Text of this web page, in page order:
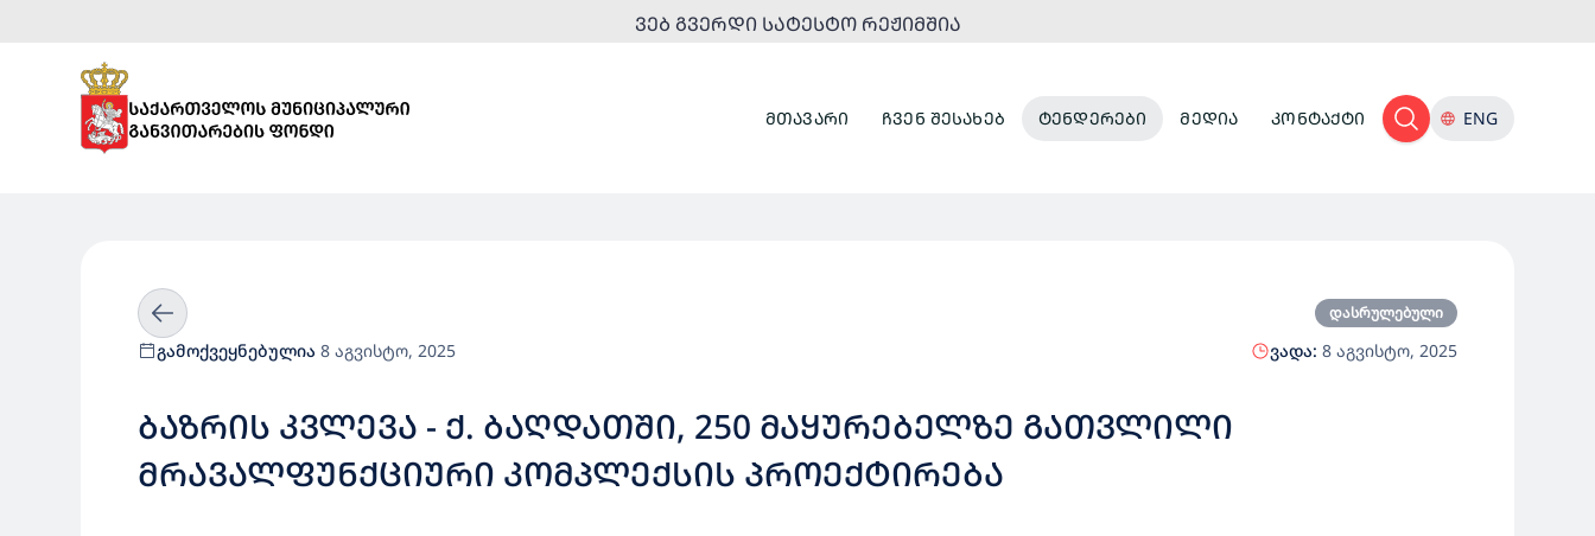
ᲕᲔᲑ ᲒᲕᲔᲠᲓᲘ ᲡᲐᲢᲔᲡᲢᲝ ᲠᲔᲟᲘᲛᲨᲘᲐ
ᲛᲗᲐᲕᲐᲠᲘ ᲩᲕᲔᲜ ᲨᲔᲡᲐᲮᲔᲑ ᲢᲔᲜᲓᲔᲠᲔᲑᲘ ᲛᲔᲓᲘᲐ ᲙᲝᲜᲢᲐᲥᲢᲘ ENG
დასრულებული
გამოქვეყნებულია 8 აგვისტო, 2025 ვადა: 8 აგვისტო, 2025
ᲑᲐᲖᲠᲘᲡ ᲙᲕᲚᲔᲕᲐ - Ქ. ᲑᲐᲦᲓᲐᲗᲨᲘ, 250 ᲛᲐᲧᲣᲠᲔᲑᲔᲚᲖᲔ ᲒᲐᲗᲕᲚᲘᲚᲘ
ᲛᲠᲐᲕᲐᲚᲤᲣᲜᲥᲪᲘᲣᲠᲘ ᲙᲝᲛᲞᲚᲔᲥᲡᲘᲡ ᲞᲠᲝᲔᲥᲢᲘᲠᲔᲑᲐ